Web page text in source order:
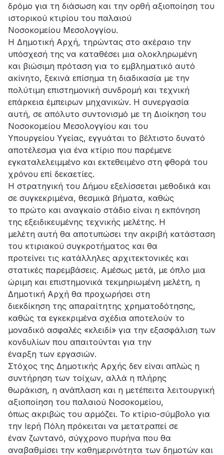
δρόμο για τη διάσωση και την ορθή αξιοποίηση του
ιστορικού κτιρίου του παλαιού
Νοσοκομείου Μεσολογγίου.
Η Δημοτική Αρχή, τηρώντας στο ακέραιο την
υπόσχεσή της να καταθέσει μια ολοκληρωμένη
και βιώσιμη πρόταση για το εμβληματικό αυτό
ακίνητο, ξεκινά επίσημα τη διαδικασία με την
πολύτιμη επιστημονική συνδρομή και τεχνική
επάρκεια έμπειρων μηχανικών. Η συνεργασία
αυτή, σε απόλυτο συντονισμό με τη Διοίκηση του
Νοσοκομείου Μεσολογγίου και του
Υπουργείου Υγείας, εγγυάται το βέλτιστο δυνατό
αποτέλεσμα για ένα κτίριο που παρέμενε
εγκαταλελειμμένο και εκτεθειμένο στη φθορά του
χρόνου επί δεκαετίες.
Η στρατηγική του Δήμου εξελίσσεται μεθοδικά και
σε συγκεκριμένα, θεσμικά βήματα, καθώς
το πρώτο και αναγκαίο στάδιο είναι η εκπόνηση
της εξειδικευμένης τεχνικής μελέτης. Η
μελέτη αυτή θα αποτυπώσει την ακριβή κατάσταση
του κτιριακού συγκροτήματος και θα
προτείνει τις κατάλληλες αρχιτεκτονικές και
στατικές παρεμβάσεις. Αμέσως μετά, με όπλο μια
ώριμη και επιστημονικά τεκμηριωμένη μελέτη, η
Δημοτική Αρχή θα προχωρήσει στη
διεκδίκηση της απαραίτητης χρηματοδότησης,
καθώς τα εγκεκριμένα σχέδια αποτελούν το
μοναδικό ασφαλές «κλειδί» για την εξασφάλιση των
κονδυλίων που απαιτούνται για την
έναρξη των εργασιών.
Στόχος της Δημοτικής Αρχής δεν είναι απλώς η
συντήρηση των τοίχων, αλλά η πλήρης
θωράκιση, η ανάπλαση και η μετέπειτα λειτουργική
αξιοποίηση του παλαιού Νοσοκομείου,
όπως ακριβώς του αρμόζει. Το κτίριο-σύμβολο για
την Ιερή Πόλη πρόκειται να μετατραπεί σε
έναν ζωντανό, σύγχρονο πυρήνα που θα
αναβαθμίσει την καθημερινότητα των δημοτών και